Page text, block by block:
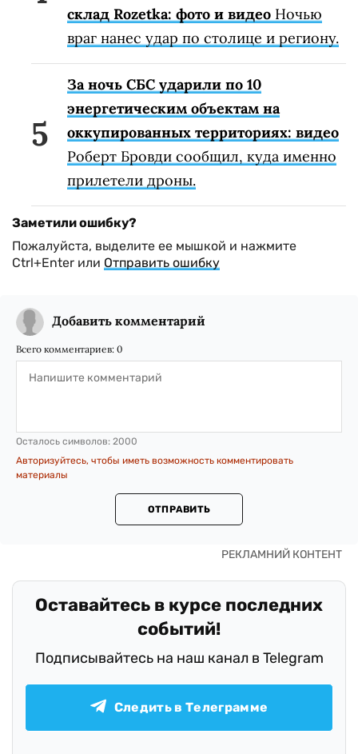
склад Rozetka: фото и видео Ночью
враг нанес удар по столице и региону.
За ночь СБС ударили по 10
энергетическим объектам на
оккупированных территориях: видео
Роберт Бровди сообщил, куда именно
прилетели дроны.
Заметили ошибку?
Пожалуйста, выделите ее мышкой и нажмите
Ctrl+Enter или Отправить ошибку
Добавить комментарий
Всего комментариев: 0
Осталось символов: 2000
Авторизуйтесь, чтобы иметь возможность комментировать
материалы
ОТПРАВИТЬ
Оставайтесь в курсе последних
событий!
Подписывайтесь на наш канал в Telegram
Следить в Телеграмме